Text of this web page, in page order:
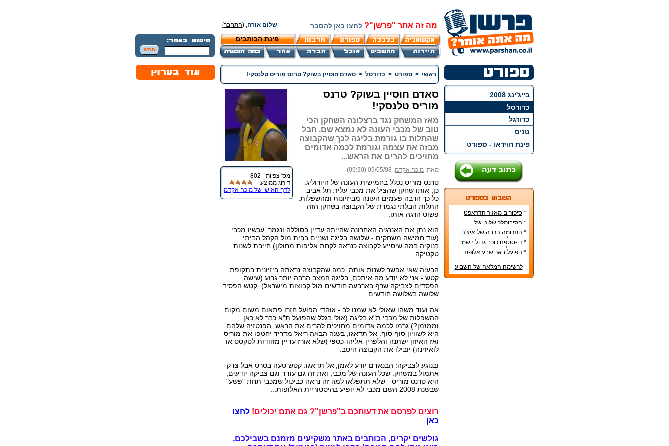
מה זה אתר "פרשן"? לחצו כאן להסבר שלום אורח, (התחבר)
פינת הכותבים
בייג'ינג 2008
כדורסל
כדורגל
טניס
פינת הוידאו - ספורט
* סיפורים מאזור הדראפט
האמריקני
* הסיבותלכישלונן של
הנבחרות הסקנדינביות
* התרומה הרבה של איצ'ה
מנחם לקידום ענף הספורט
* די-סטפנו כוכב גדול בשמי
הכדורגל האירופי
* הפועל באר שבע אלופת
לרשימה המלאה של השבוע
ראשי > ספורט > כדורסל > סאדם חוסיין בשוק? טרנס מוריס טלנסקי!
מס' צפיות - 802
דירוג ממוצע -
לדף האישי של מיכה אקדמן
סאדם חוסיין בשוק? טרנס
מוריס טלנסקי!
מאז המשחק נגד ברצלונה השחקן הכי
טוב של מכבי העונה לא נמצא שם. חבל
שהתלות בו גורמת בליגה לכך שהקבוצה
מבזה את עצמה וגורמת לכמה אדומים
מחויכים להרים את הראש...
מאת: מיכה אקדמן 09/05/08 (09:30)
טרנס מוריס נכלל בחמישית העונה של היורוליג.
כן, אותו שחקן שהציל את מכבי עלית תל אביב
כל כך הרבה פעמים העונה מביזיונות ומהשפלות.
התלות הבלתי נגמרת של הקבוצה בשחקן הזה
פשוט הרגה אותו.
הוא נתן את האנרגיה האחרונה שהייתה עדיין בסוללה ונגמר. עכשיו מכבי
(עוד חמישה משחקים - שלושה בליגה ושניים בבית מול הקהל הביתי
בנוקיה במה שיסייע לקבוצה כנראה לקחת אליפות מחולון) חייבת לשנות
טקטיקה.
הבעיה שאי אפשר לשנות אותה. כמה שהקבוצה נראתה ביזיונית בתקופת
קטש - אני לא יודע מה איתכם, בליגה המצב הרבה יותר גרוע (שישה
הפסדים לצביקה שרף בארבעה חודשים מול קבוצות מישראל). קטש הפסיד
שלושה בשלושה חודשים...
אה ועוד משהו שאולי לא שמנו לב - אוהדי הפועל חזרו פתאום משום מקום.
ההשפלות של מכבי ת"א בליגה (אולי בגלל שהפועל ת"א כבר לא כאן
וממזמן?) גרמו לכמה אדומים מחויכים להרים את הראש. הפנטזיה שלהם
היא לשוויון סוף סוף. אל תדאגו, בשנה הבאה ריאל מדריד יחטפו את מוריס
ואז האיזון ישתנה והלפרין-אליהו-כספי (שלא אורז עדיין מזוודות לטקסס או
לואיזינה) יובילו את הקבוצה היטב.
ובנוגע לצביקה: הבנאדם יודע לאמן, אל תדאגו. קטש טעה בסרט אבל צדק
אתמול במשחק. שכל העונה של מכבי, ואת זה גם עודד וגם צביקה יודעים,
היא טרנס מוריס - שלא תתפלאו למה זה נראה כביכול שמכבי תחת "פשע"
שבשנת 2008 השם מכבי לא יופיע בהיסטוריית האלופות...
רוצים לפרסם את דעותכם ב"פרשן"? גם אתם יכולים! לחצו
כאן
גולשים יקרים, הכותבים באתר משקיעים מזמנם בשבילכם,